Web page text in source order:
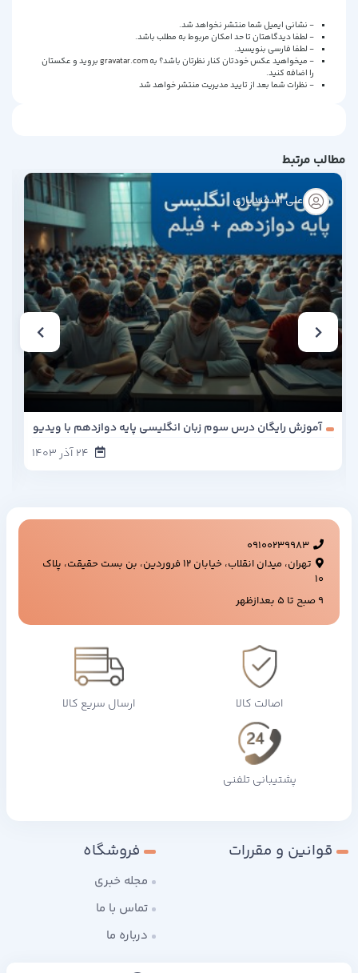
- نشانی ایمیل شما منتشر نخواهد شد.
- لطفا دیدگاهتان تا حد امکان مربوط به مطلب باشد.
- لطفا فارسی بنویسید.
- میخواهید عکس خودتان کنار نظرتان باشد؟ بهgravatar.comبروید و عکستان
را اضافه کنید.
- نظرات شما بعد از تایید مدیریت منتشر خواهد شد
مطالب مرتبط
آموزش رایگان درس سوم زبان انگلیسی پایه دوازدهم با ویدیو
24آذر 1403
علی اسفندیاری
09100239983
تهران، میدان انقلاب، خیابان ۱۲ فروردین، بن بست حقیقت، پلاک
۱۰
9 صبح تا 5 بعدازظهر
اصالت کالا ارسال سریع کالا
پشتیبانی تلفنی
قوانین و مقررات فروشگاه
مجله خبری
تماس با ما
درباره ما